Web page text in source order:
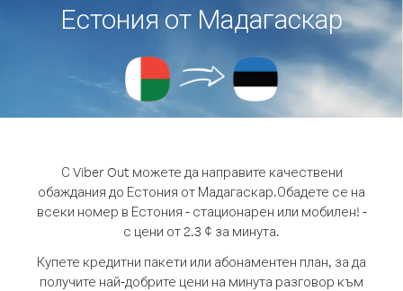
Естония от Мадагаскар
С Viber Out можете да направите качествени
обаждания до Естония от Мадагаскар.Обадете се на
всеки номер в Естония - стационарен или мобилен! -
с цени от 2.3 ¢ за минута.
Купете кредитни пакети или абонаментен план, за да
получите най-добрите цени на минута разговор към